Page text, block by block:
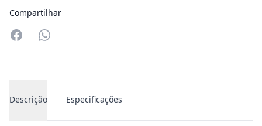
Compartilhar
Compartilhar no Whatsapp
Descrição Especificações